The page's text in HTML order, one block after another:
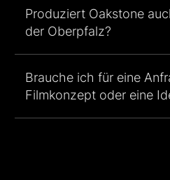
Produziert Oakstone
der Oberpfalz?
Brauche ich für eine
Filmkonzept oder eine